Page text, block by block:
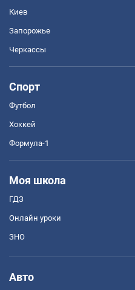
Киев
Запорожье
Черкассы
Спорт
Футбол
Хоккей
Формула-1
Моя школа
ГДЗ
Онлайн уроки
ЗНО
Авто